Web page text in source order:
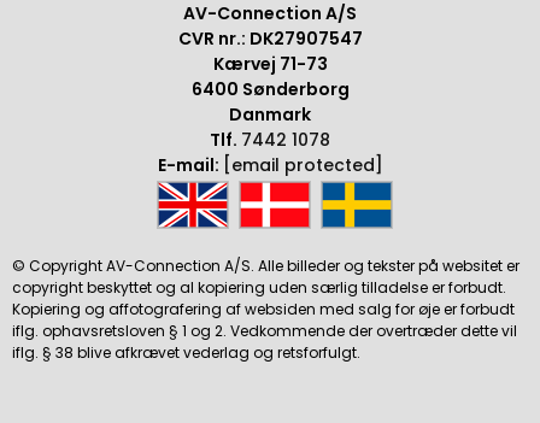
AV-Connection A/S
CVR nr.: DK27907547
Kærvej 71-73
6400 Sønderborg
Danmark
Tlf. 7442 1078
E-mail: [email protected]
© Copyright AV-Connection A/S. Alle billeder og tekster på websitet er
copyright beskyttet og al kopiering uden særlig tilladelse er forbudt.
Kopiering og affotografering af websiden med salg for øje er forbudt
iflg. ophavsretsloven § 1 og 2. Vedkommende der overtræder dette vil
iflg. § 38 blive afkrævet vederlag og retsforfulgt.